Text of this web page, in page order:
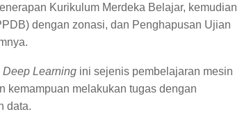
Kurikulum Merdeka Belajar, kemudian
dengan zonasi, dan Penghapusan Ujian
Deep Learning ini sejenis pembelajaran mesin
kemampuan melakukan tugas dengan
data.